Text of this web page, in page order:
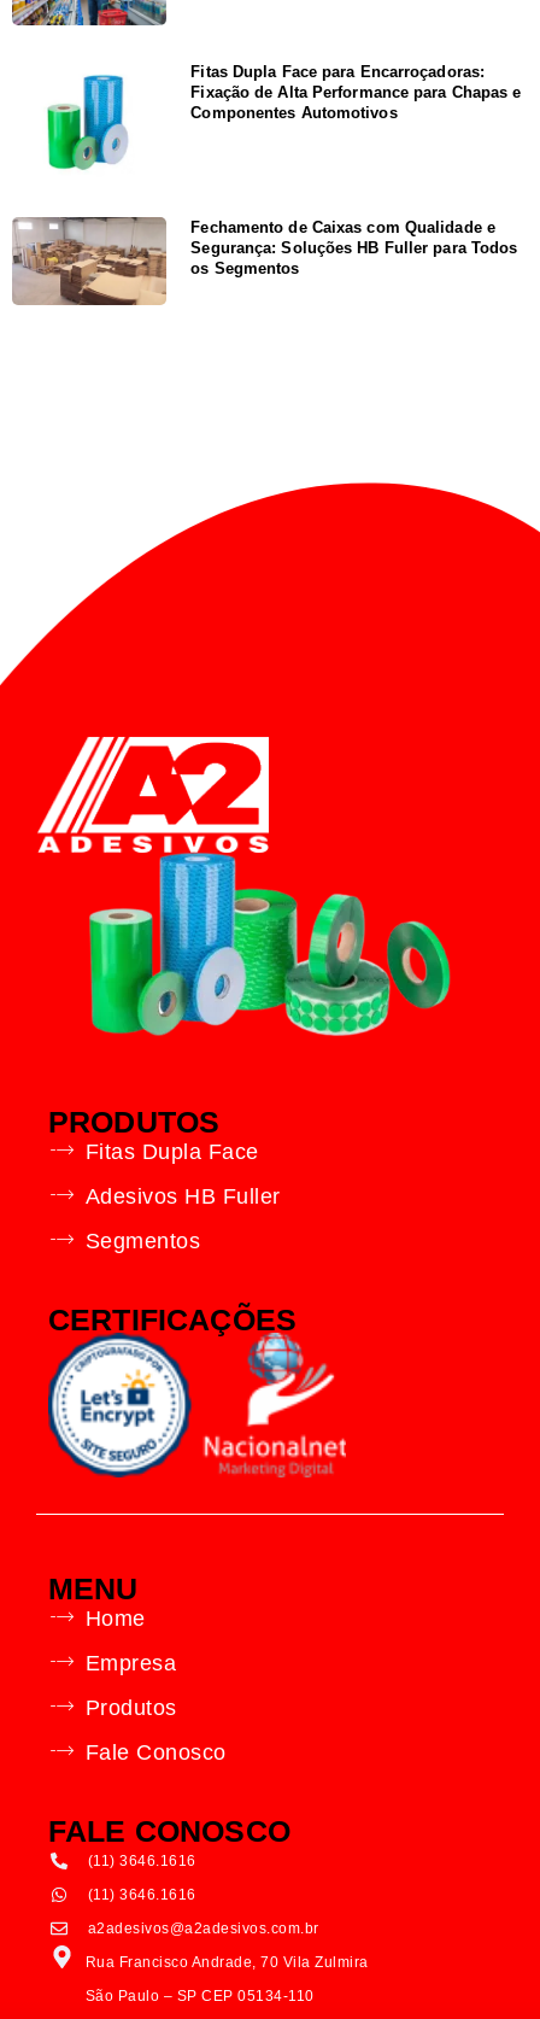
Fitas Dupla Face para Encarroçadoras:
Fixação de Alta Performance para Chapas e
Componentes Automotivos
Fechamento de Caixas com Qualidade e
Segurança: Soluções HB Fuller para Todos
os Segmentos
PRODUTOS
Fitas Dupla Face
Adesivos HB Fuller
Segmentos
CERTIFICAÇÕES
MENU
Home
Empresa
Produtos
Fale Conosco
FALE CONOSCO
(11) 3646.1616
(11) 3646.1616
a2adesivos@a2adesivos.com.br
Rua Francisco Andrade, 70 Vila Zulmira
São Paulo – SP CEP 05134-110